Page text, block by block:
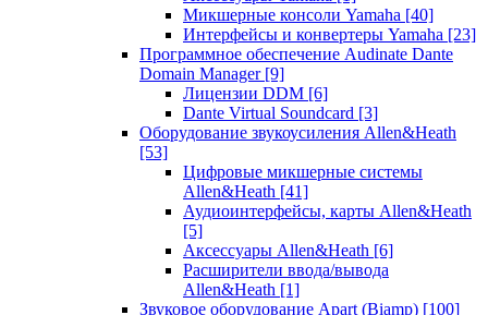
Микшерные консоли Yamaha [40]
Интерфейсы и конвертеры Yamaha [23]
Программное обеспечение Audinate Dante
Domain Manager [9]
Лицензии DDM [6]
Dante Virtual Soundcard [3]
Оборудование звукоусиления Allen&Heath
[53]
Цифровые микшерные системы
Allen&Heath [41]
Аудиоинтерфейсы, карты Allen&Heath
[5]
Аксессуары Allen&Heath [6]
Расширители ввода/вывода
Allen&Heath [1]
Звуковое оборудование Apart (Biamp) [100]